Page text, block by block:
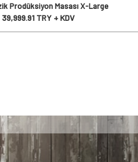
Prodüksiyon Masası X-Large
39,999.91TRY + KDV